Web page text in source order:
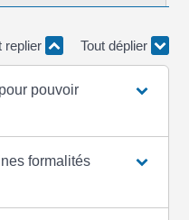
replier Tout déplier
pouvoir
formalités